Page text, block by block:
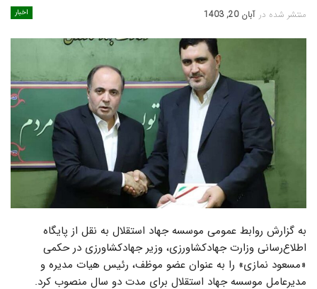
اخبار منتشر شده در آبان 20, 1403
به گزارش روابط عمومی موسسه جهاد استقلال به نقل از پایگاه
اطلاع‌رسانی وزارت جهادکشاورزی، وزیر جهادکشاورزی در حکمی
«مسعود نمازی» را به عنوان عضو موظف، رئیس هیات مدیره و
مدیرعامل موسسه جهاد استقلال برای مدت دو سال منصوب کرد.